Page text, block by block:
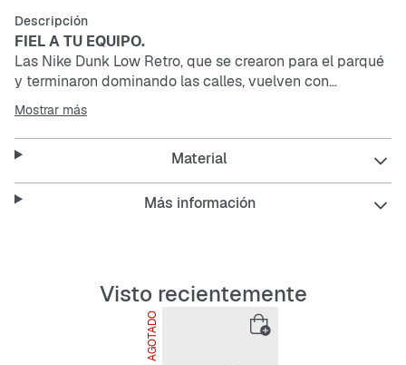
Descripción
FIEL A TU EQUIPO.
Las Nike Dunk Low Retro, que se crearon para el parqué
y terminaron dominando las calles, vuelven con
revestimientos impecables y los colores del equipo
originales. Este icono de baloncesto rinde homenaje al
estilo de los 80 con una parte superior de piel premium
que ofrece un look excelente. La tecnología del calzado
moderna aporta la comodidad del siglo XXI.
amortiguación reactiva y ligera.
Zona del tobillo acolchada de perfil bajo para un look
Bloques de colores llamativos para recuperar la
inspiración de la combinación de colores original: los
Mostrar más
Material
Más información
Visto recientemente
AGOTADO